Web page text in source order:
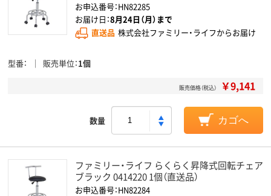
お申込番号：HN82285
お届け日：8月24日（月）まで
直送品 株式会社ファミリー・ライフからお届け
型番 販売単位 1個
販売価格（税込） ￥9,141
数量 カゴへ
ファミリー・ライフ らくらく昇降式回転チェア
ブラック 0414220 1個（直送品）
お申込番号：HN82284